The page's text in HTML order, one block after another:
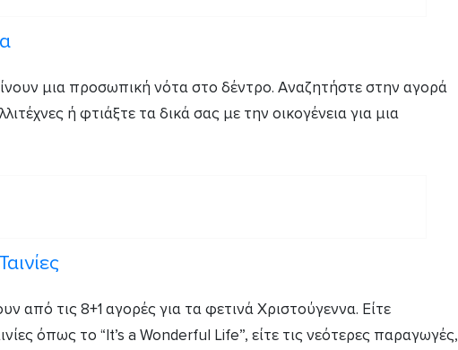
μια προσωπική νότα στο δέντρο. Αναζητήστε στην αγορά
ή φτιάξτε τα δικά σας με την οικογένεια για μια
από τις 8+1 αγορές για τα φετινά Χριστούγεννα. Είτε
όπως το “It’s a Wonderful Life”, είτε τις νεότερες παραγωγές,